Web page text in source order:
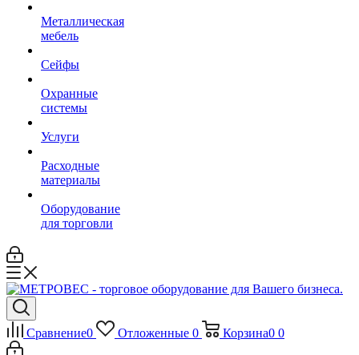
Металлическая
мебель
Сейфы
Охранные
системы
Услуги
Расходные
материалы
Оборудование
для торговли
Сравнение0 Отложенные 0 Корзина0 0